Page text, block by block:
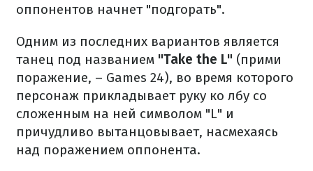
оппонентов начнет "подгорать".
Одним из последних вариантов является
танец под названием "Take the L" (прими
поражение, – Games 24), во время которого
персонаж прикладывает руку ко лбу со
сложенным на ней символом "L" и
причудливо вытанцовывает, насмехаясь
над поражением оппонента.